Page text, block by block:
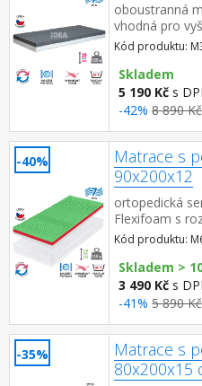
oboustranná
vhodná pro
anatomických
prevenci
Kód produktu:
Skladem
5 190 Kč s
-42% 8 890
-40%
Matrace s
90x200x12
ortopedická
Flexifoam s
zónová
a relaxaci
Kód produktu:
Skladem >
3 490 Kč s
-41% 5 890
-35%
Matrace s
80x200x15